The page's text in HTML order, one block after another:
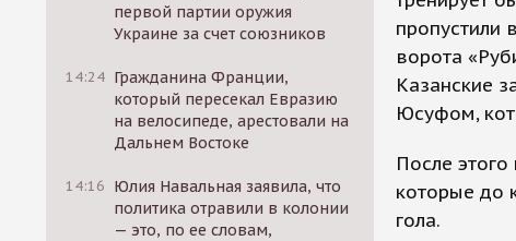
первой партии оружия
Украине за счет союзников
14:24 Гражданина Франции,
который пересекал Евразию
на велосипеде, арестовали на
Дальнем Востоке
14:16 Юлия Навальная заявила, что
политика отравили в колонии
— это, по ее словам,
пропустили
ворота
Казанские
Юсуфом,
После
которые до
гола.